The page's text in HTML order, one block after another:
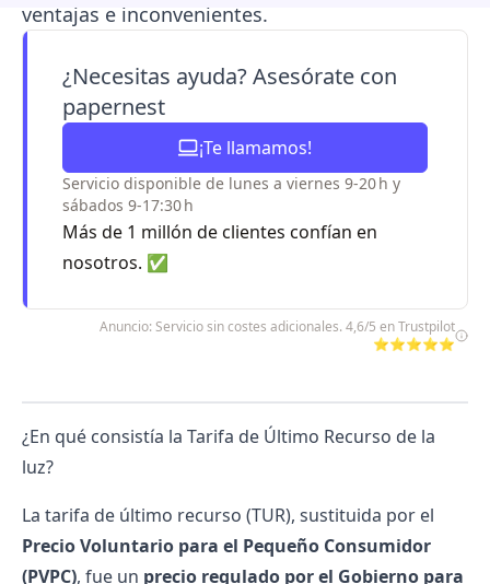
ventajas e inconvenientes.
¿Necesitas ayuda? Asesórate con
papernest
¡Te llamamos!
Servicio disponible de lunes a viernes 9-20 h y
sábados 9-17:30 h
Más de 1 millón de clientes confían en
nosotros. ✅
Anuncio: Servicio sin costes adicionales. 4,6/5 en Trustpilot
⭐⭐⭐⭐⭐
¿En qué consistía la Tarifa de Último Recurso de la
luz?
La tarifa de último recurso (TUR), sustituida por el
Precio Voluntario para el Pequeño Consumidor
(PVPC), fue un precio regulado por el Gobierno para